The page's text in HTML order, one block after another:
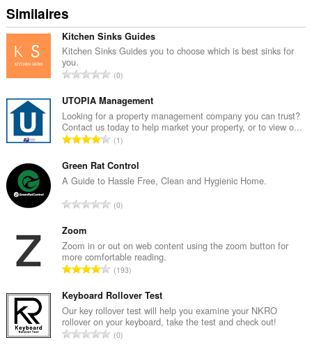
Similaires
Kitchen Sinks Guides
Kitchen Sinks Guides you to choose which is best sinks for
you.
N
m
b
r
e
o
t
a
e
n
o
e
s
:
0
UTOPIA Management
Looking for a property management company you can trust?
Contact us today to help market your property, or to view o...
N
m
b
e
t
a
d
e
n
o
1
Green Rat Control
A Guide to Hassle Free, Clean and Hygienic Home.
N
b
r
e
o
t
a
0
Zoom
Zoom in or out on web content using the zoom button for
more comfortable reading.
N
m
b
r
e
193
Keyboard Rollover Test
Our key rollover test will help you examine your NKRO
rollover on your keyboard, take the test and check out!
N0